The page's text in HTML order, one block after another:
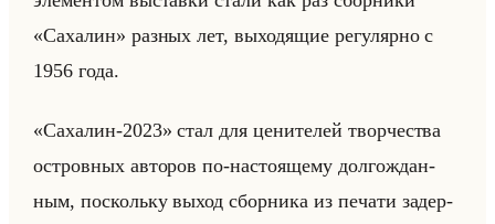
«Сахалин» раз­ных лет, вы­хо­дя­щие ре­гу­ляр­но с
1956 года.
«Сахалин-2023» стал для це­ни­те­лей твор­че­ства
ост­ров­ных ав­то­ров по-на­сто­яще­му дол­го­ждан­
ным, по­скольку выход сбор­ни­ка из пе­ча­ти за­дер­